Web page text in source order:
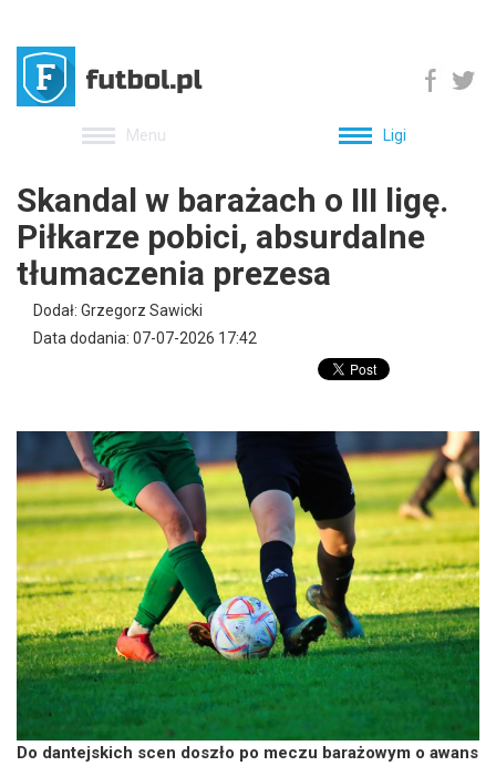
Menu Ligi
Skandal w barażach o III ligę.
Piłkarze pobici, absurdalne
tłumaczenia prezesa
Dodał: Grzegorz Sawicki
Data dodania: 07-07-2026 17:42
Do dantejskich scen doszło po meczu barażowym o awans